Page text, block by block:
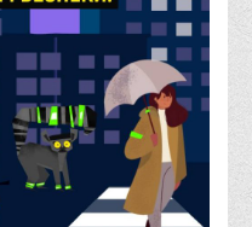
(TISC)